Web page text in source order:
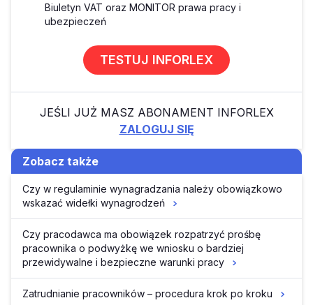
Biuletyn VAT oraz MONITOR prawa pracy i
ubezpieczeń
TESTUJ INFORLEX
JEŚLI JUŻ MASZ ABONAMENT INFORLEX
ZALOGUJ SIĘ
Zobacz także
Czy w regulaminie wynagradzania należy obowiązkowo
wskazać widełki wynagrodzeń
Czy pracodawca ma obowiązek rozpatrzyć prośbę
pracownika o podwyżkę we wniosku o bardziej
przewidywalne i bezpieczne warunki pracy
Zatrudnianie pracowników – procedura krok po kroku